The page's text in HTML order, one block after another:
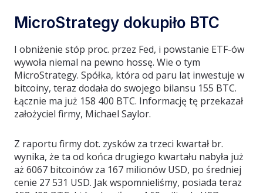
MicroStrategy dokupiło BTC
I obniżenie stóp proc. przez Fed, i powstanie ETF-ów
wywoła niemal na pewno hossę. Wie o tym
MicroStrategy. Spółka, która od paru lat inwestuje w
bitcoiny, teraz dodała do swojego bilansu 155 BTC.
Łącznie ma już 158 400 BTC. Informację tę przekazał
założyciel firmy, Michael Saylor.
Z raportu firmy dot. zysków za trzeci kwartał br.
wynika, że ta od końca drugiego kwartału nabyła już
aż 6067 bitcoinów za 167 milionów USD, po średniej
cenie 27 531 USD. Jak wspomnieliśmy, posiada teraz